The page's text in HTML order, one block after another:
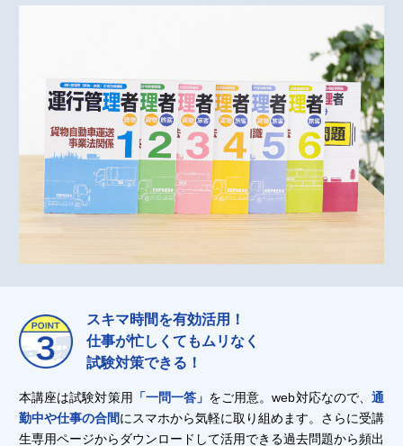
スキマ時間を有効活用！
仕事が忙しくてもムリなく
試験対策できる！
本講座は試験対策用 「一問一答」 をご用意。web対応なので、通
勤中や仕事の合間にスマホから気軽に取り組めます。さらに受講
生専用ページからダウンロードして活用できる過去問題から頻出